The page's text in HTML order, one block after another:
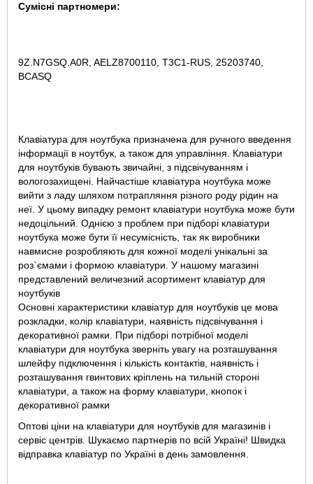
Сумісні партномери:
9Z.N7GSQ.A0R, AELZ8700110, T3C1-RUS, 25203740,
BCASQ
Клавіатура для ноутбука призначена для ручного введення
інформації в ноутбук, а також для управління. Клавіатури
для ноутбуків бувають звичайні, з підсвічуванням і
вологозахищені. Найчастіше клавіатура ноутбука може
вийти з ладу шляхом потрапляння різного роду рідин на
неї. У цьому випадку ремонт клавіатури ноутбука може бути
недоцільний. Однією з проблем при підборі клавіатури
ноутбука може бути її несумісність, так як виробники
навмисне розробляють для кожної моделі унікальні за
роз`ємами і формою клавіатури. У нашому магазині
представлений величезний асортимент клавіатур для
ноутбуків
Основні характеристики клавіатур для ноутбуків це мова
розкладки, колір клавіатури, наявність підсвічування і
декоративної рамки. При підборі потрібної моделі
клавіатури для ноутбука зверніть увагу на розташування
шлейфу підключення і кількість контактів, наявність і
розташування гвинтових кріплень на тильній стороні
клавіатури, а також на форму клавіатури, кнопок і
декоративної рамки
Оптові ціни на клавіатури для ноутбуків для магазинів і
сервіс центрів. Шукаємо партнерів по всій Україні! Швидка
відправка клавіатур по Україні в день замовлення.